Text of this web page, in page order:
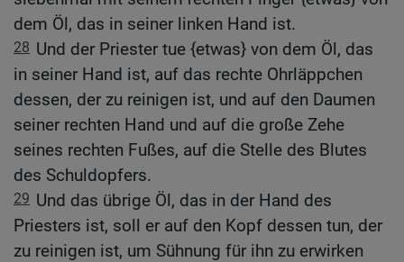
dem Öl, das in seiner linken Hand ist.
28 Und der Priester tue {etwas} von dem Öl, das
in seiner Hand ist, auf das rechte Ohrläppchen
dessen, der zu reinigen ist, und auf den Daumen
seiner rechten Hand und auf die große Zehe
seines rechten Fußes, auf die Stelle des Blutes
des Schuldopfers.
29 Und das übrige Öl, das in der Hand des
Priesters ist, soll er auf den Kopf dessen tun, der
zu reinigen ist, um Sühnung für ihn zu erwirken